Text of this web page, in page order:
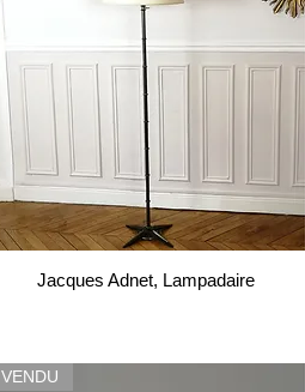
Jacques Adnet, Lampadaire
VENDU